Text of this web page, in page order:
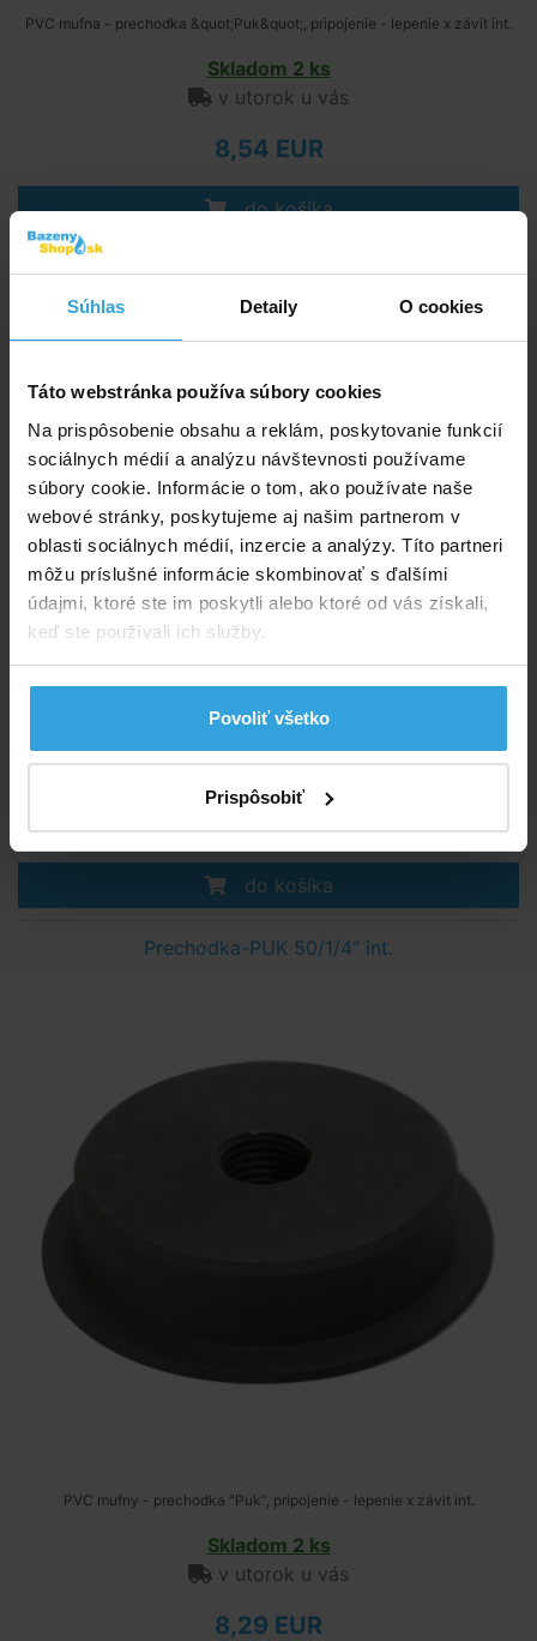
Súhlas Detaily O cookies
Táto webstránka používa súbory cookies
Na prispôsobenie obsahu a reklám, poskytovanie funkcií
sociálnych médií a analýzu návštevnosti používame
súbory cookie. Informácie o tom, ako používate naše
webové stránky, poskytujeme aj našim partnerom v
oblasti sociálnych médií, inzercie a analýzy. Títo partneri
môžu príslušné informácie skombinovať s ďalšími
údajmi, ktoré ste im poskytli alebo ktoré od vás získali,
keď ste používali ich služby.
Povoliť všetko
Prispôsobiť
PVC mufna - prechodka &quot;Puk&quot;, pripojenie - lepenie x závit int.
Skladom 2 ks
v utorok u vás
8,54 EUR
do košíka
Prechodka-PUK 50/3/4“ int.
Skladom 1 ks
8,54 EUR
do košíka
Prechodka-PUK 50/1/4“ int.
PVC mufny - prechodka "Puk", pripojenie - lepenie x závit int.
Skladom 2 ks
v utorok u vás
8,29 EUR